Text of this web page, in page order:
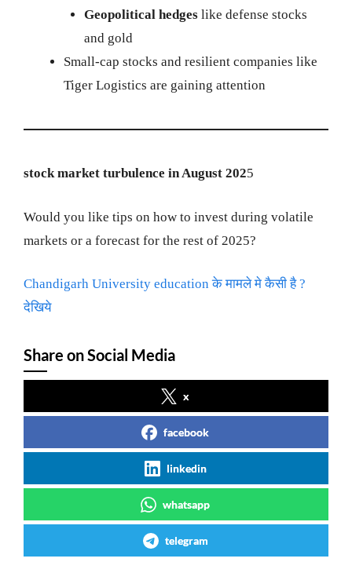
Geopolitical hedgeslike defense stocks
and gold
Small-cap stocks and resilient companies like
Tiger Logistics are gaining attention
stock market turbulence in August 2025
Would you like tips on how to invest during volatile
markets or a forecast for the rest of 2025?
Chandigarh University education के मामले मे कैसी है ?
देखिये
Share on Social Media
x
facebook
linkedin
whatsapp
telegram